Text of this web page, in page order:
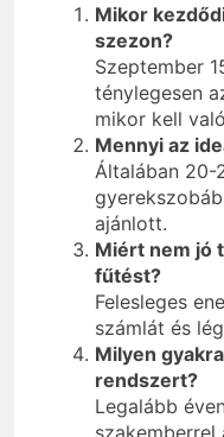
Mikor
szezon?
Szeptember
ténylegesen
mikor kell
Mennyi az
Általában 20-
ajánlott.
Miért nem jó
fűtést?
Felesleges
számlát és
Milyen
rendszert?
Legalább